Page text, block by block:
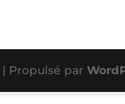
| Propulsé par